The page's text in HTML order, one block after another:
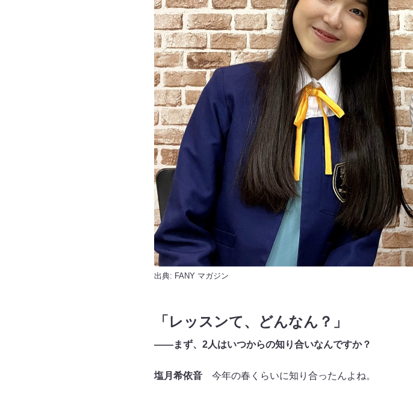
出典: FANY マガジン
「レッスンて、どんなん？」
——まず、2人はいつからの知り合いなんですか？
塩月希依音今年の春くらいに知り合ったんよね。